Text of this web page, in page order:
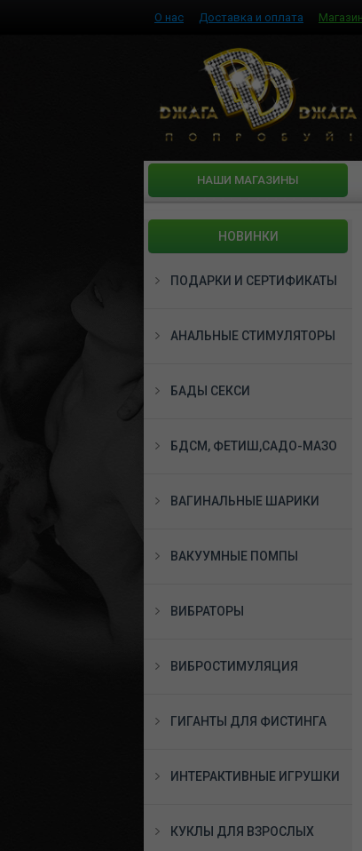
О нас Доставка и оплата
HАШИ МАГАЗИНЫ
НОВИНКИ
ПОДАРКИ И СЕРТИФИКАТЫ
АНАЛЬНЫЕ СТИМУЛЯТОРЫ
БАДЫ СЕКСИ
БДСМ, ФЕТИШ,САДО-МАЗО
ВАГИНАЛЬНЫЕ ШАРИКИ
ВАКУУМНЫЕ ПОМПЫ
ВИБРАТОРЫ
ВИБРОСТИМУЛЯЦИЯ
ГИГАНТЫ ДЛЯ ФИСТИНГА
ИНТЕРАКТИВНЫЕ ИГРУШКИ
КУКЛЫ ДЛЯ ВЗРОСЛЫХ